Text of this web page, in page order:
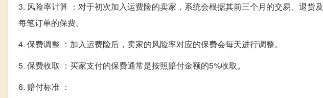
3. 风险率计算 ：对于初次加入运费险的卖家，系统会根据其前三个月的交易、退货
每笔订单的保费。
4. 保费调整 ：加入运费险后，卖家的风险率对应的保费会每天进行调整。
5. 保费收取 ：买家支付的保费通常是按照赔付金额的5%收取。
6. 赔付标准 ：